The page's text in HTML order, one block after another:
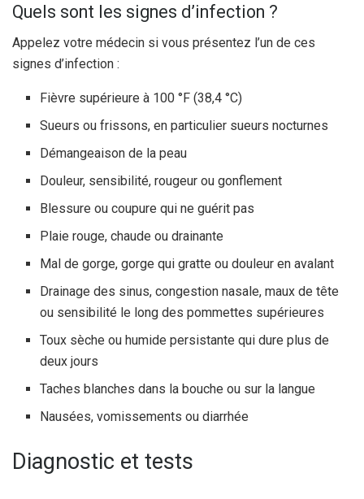
Quels sont les signes d’infection ?
Appelez votre médecin si vous présentez l’un de ces
signes d’infection :
Fièvre supérieure à 100 °F (38,4 °C)
Sueurs ou frissons, en particulier sueurs nocturnes
Démangeaison de la peau
Douleur, sensibilité, rougeur ou gonflement
Blessure ou coupure qui ne guérit pas
Plaie rouge, chaude ou drainante
Mal de gorge, gorge qui gratte ou douleur en avalant
Drainage des sinus, congestion nasale, maux de tête
ou sensibilité le long des pommettes supérieures
Toux sèche ou humide persistante qui dure plus de
deux jours
Taches blanches dans la bouche ou sur la langue
Nausées, vomissements ou diarrhée
Diagnostic et tests